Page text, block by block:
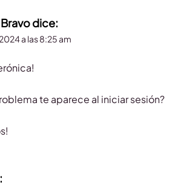
dice:
a las 8:25 am
te aparece al iniciar sesión?